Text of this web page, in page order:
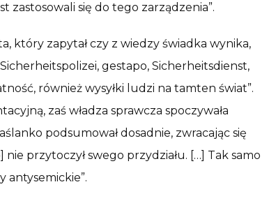
zastosowali się do tego zarządzenia”.
który zapytał czy z wiedzy świadka wynika,
gestapo, Sicherheitsdienst,
również wysyłki ludzi na tamten świat”.
zaś władza sprawcza spoczywała
podsumował dosadnie, zwracając się
przytoczył swego przydziału. […] Tak samo
antysemickie”.